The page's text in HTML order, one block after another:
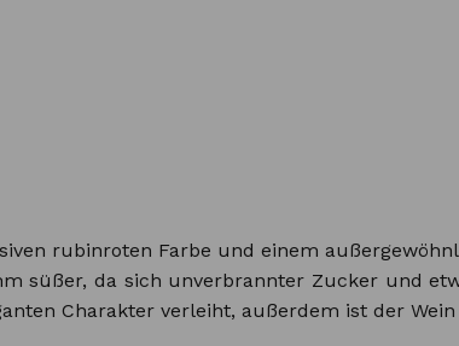
rubinroten Farbe und einem
süßer, da sich unverbrannter Zucker und
Charakter verleiht, außerdem ist der